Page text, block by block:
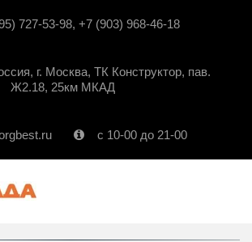
727-53-98, +7 (903) 968-46-18
, г. Москва, ТК Конструктор, пав.
Ж2.18, 25км МКАД
с 10-00 до 21-00